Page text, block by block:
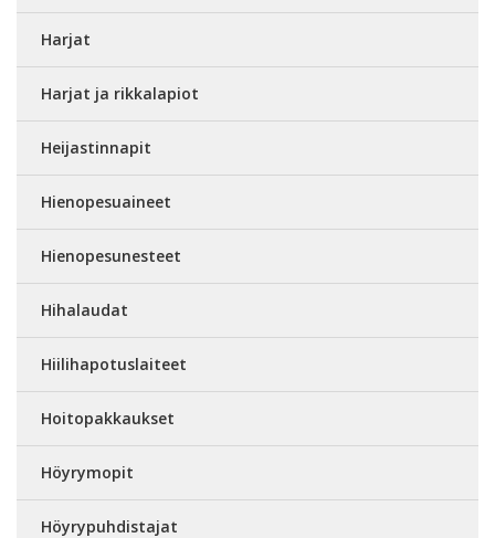
Harjat
Harjat ja rikkalapiot
Heijastinnapit
Hienopesuaineet
Hienopesunesteet
Hihalaudat
Hiilihapotuslaiteet
Hoitopakkaukset
Höyrymopit
Höyrypuhdistajat